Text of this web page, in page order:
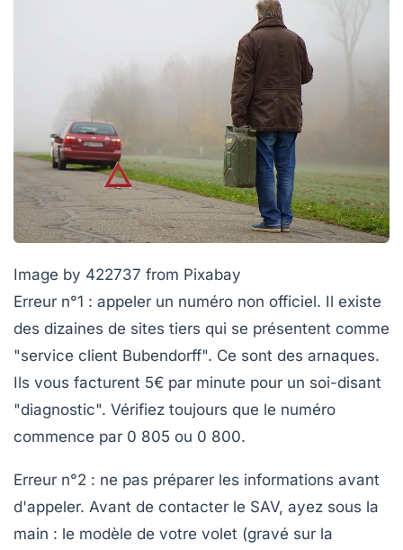
Image by 422737 from Pixabay
Erreur n°1 : appeler un numéro non officiel. Il existe
des dizaines de sites tiers qui se présentent comme
"service client Bubendorff". Ce sont des arnaques.
Ils vous facturent 5€ par minute pour un soi-disant
"diagnostic". Vérifiez toujours que le numéro
commence par 0 805 ou 0 800.
Erreur n°2 : ne pas préparer les informations avant
d'appeler. Avant de contacter le SAV, ayez sous la
main : le modèle de votre volet (gravé sur la